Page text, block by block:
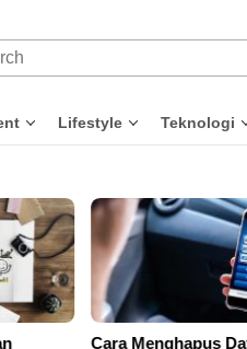
Lifestyle Teknologi
Daftar
Sering